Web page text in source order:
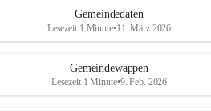
Gemeindedaten
Lesezeit 1 Minute•11. März 2026
Gemeindewappen
Lesezeit 1 Minute•9. Feb. 2026